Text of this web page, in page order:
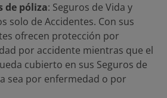
de póliza: Seguros de Vida y
solo de Accidentes. Con sus
ofrecen protección por
por accidente mientras que el
cubierto en sus Seguros de
sea por enfermedad o por